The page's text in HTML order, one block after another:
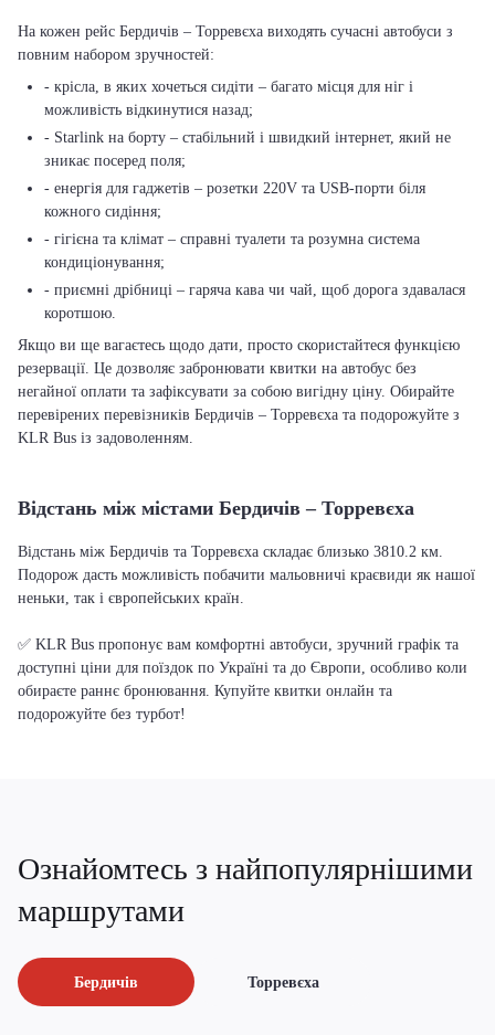
На кожен рейс Бердичів – Торревєха виходять сучасні автобуси з
повним набором зручностей:
- крісла, в яких хочеться сидіти – багато місця для ніг і
можливість відкинутися назад;
- Starlink на борту – стабільний і швидкий інтернет, який не
зникає посеред поля;
- енергія для гаджетів – розетки 220V та USB-порти біля
кожного сидіння;
- гігієна та клімат – справні туалети та розумна система
кондиціонування;
- приємні дрібниці – гаряча кава чи чай, щоб дорога здавалася
коротшою.
Якщо ви ще вагаєтесь щодо дати, просто скористайтеся функцією
резервації. Це дозволяє забронювати квитки на автобус без
негайної оплати та зафіксувати за собою вигідну ціну. Обирайте
перевірених перевізників Бердичів – Торревєха та подорожуйте з
KLR Bus із задоволенням.
Відстань між містами Бердичів – Торревєха
Відстань між Бердичів та Торревєха складає близько 3810.2 км.
Подорож дасть можливість побачити мальовничі краєвиди як нашої
неньки, так і європейських країн.
✅ KLR Bus пропонує вам комфортні автобуси, зручний графік та
доступні ціни для поїздок по Україні та до Європи, особливо коли
обираєте раннє бронювання. Купуйте квитки онлайн та
подорожуйте без турбот!
Ознайомтесь з найпопулярнішими
маршрутами
Бердичів Торревєха